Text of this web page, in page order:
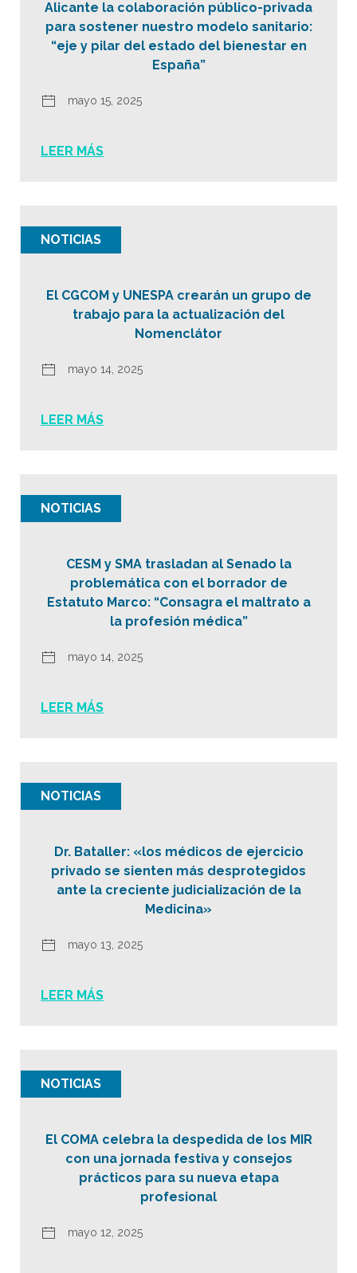
Alicante la colaboración público-privada
para sostener nuestro modelo sanitario:
“eje y pilar del estado del bienestar en
España”
mayo 15, 2025
LEER MÁS
NOTICIAS
El CGCOM y UNESPA crearán un grupo de
trabajo para la actualización del
Nomenclátor
mayo 14, 2025
LEER MÁS
NOTICIAS
CESM y SMA trasladan al Senado la
problemática con el borrador de
Estatuto Marco: “Consagra el maltrato a
la profesión médica”
mayo 14, 2025
LEER MÁS
NOTICIAS
Dr. Bataller: «los médicos de ejercicio
privado se sienten más desprotegidos
ante la creciente judicialización de la
Medicina»
mayo 13, 2025
LEER MÁS
NOTICIAS
El COMA celebra la despedida de los MIR
con una jornada festiva y consejos
prácticos para su nueva etapa
profesional
mayo 12, 2025